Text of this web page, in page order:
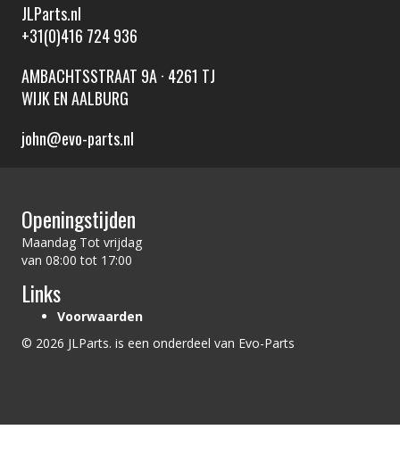
JLParts.nl
+31(0)416 724 936
AMBACHTSSTRAAT 9A · 4261 TJ
WIJK EN AALBURG
john@evo-parts.nl
Openingstijden
Maandag Tot vrijdag
van 08:00 tot 17:00
Links
Voorwaarden
© 2026 JLParts. is een onderdeel van Evo-Parts